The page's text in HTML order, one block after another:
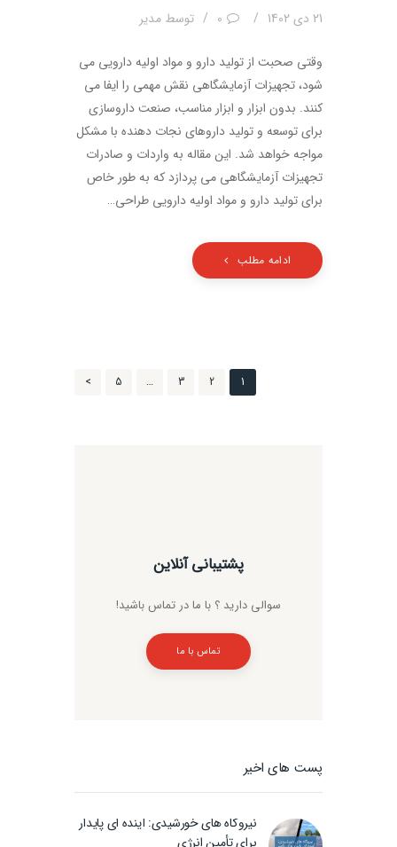
21 دی 1402 0 توسط مدیر
وقتی صحبت از تولید دارو و مواد اولیه دارویی می
شود، تجهیزات آزمایشگاهی نقش مهمی را ایفا می
کنند. بدون ابزار و ابزار مناسب، صنعت داروسازی
برای توسعه و تولید داروهای نجات دهنده با مشکل
مواجه خواهد شد. این مقاله به واردات و صادرات
تجهیزات آزمایشگاهی می پردازد که به طور خاص
برای تولید دارو و مواد اولیه دارویی طراحی…
ادامه مطلب
برگه1 برگه
2 برگه
3
… برگه
5
>
پشتیبانی آنلاین
سوالی دارید ؟ با ما در تماس باشید!
تماس با ما
پست های اخیر
نیروگاه های خورشیدی: آینده ای پایدار
برای تأمین انرژی